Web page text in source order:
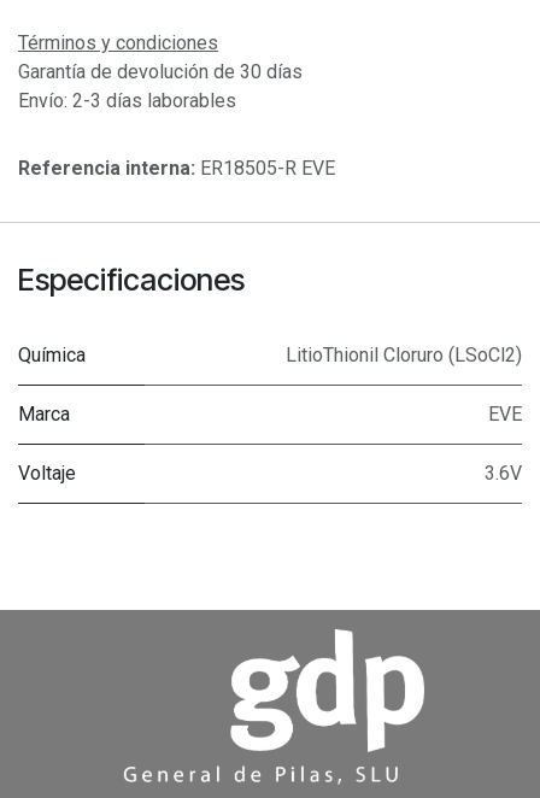
Términos y condiciones
Garantía de devolución de 30 días
Envío: 2-3 días laborables
Referencia interna: ER18505-R EVE
Especificaciones
Química LitioThionil Cloruro (LSoCl2)
Marca EVE
Voltaje 3.6V